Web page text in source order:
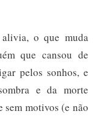
o que muda
que cansou de
pelos sonhos, e
e da morte
sem motivos (e não